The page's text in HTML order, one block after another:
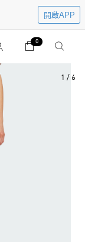
開啟APP
0
1 / 6